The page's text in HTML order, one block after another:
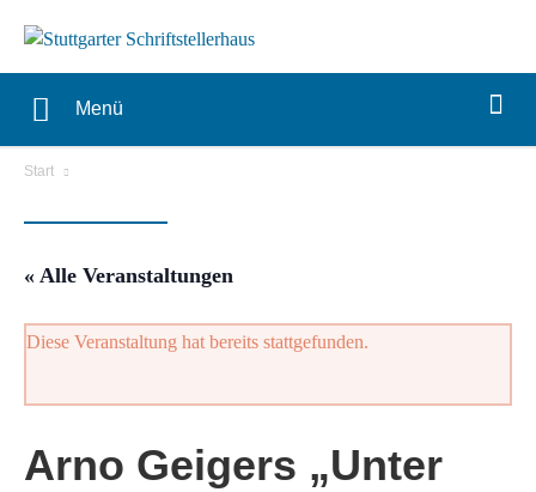
Menü
Start
« Alle Veranstaltungen
Diese Veranstaltung hat bereits stattgefunden.
Arno Geigers „Unter